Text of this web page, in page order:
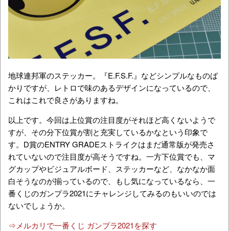
地球連邦軍のステッカー。『E.F.S.F.』などシンプルなものば
かりですが、レトロで味のあるデザインになっているので、
これはこれで良さがありますね。
以上です。今回は上位賞の注目度がそれほど高くないようで
すが、その分下位賞が割と充実しているかなという印象で
す。D賞のENTRY GRADEストライクはまだ通常版が発売さ
れていないので注目度が高そうですね。一方下位賞でも、マ
グカップやビジュアルボード、ステッカーなど、なかなか面
白そうなのが揃っているので、もし気になっているなら、一
番くじのガンプラ2021にチャレンジしてみるのもいいのでは
ないでしょうか。
⇒メルカリで一番くじ ガンプラ2021を探す